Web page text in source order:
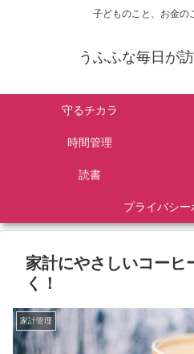
子どものこと、お金の
うふふな毎日が
守るチカラ
時間管理
読書
プライバシー
家計にやさしいコーヒ
く！
家計管理